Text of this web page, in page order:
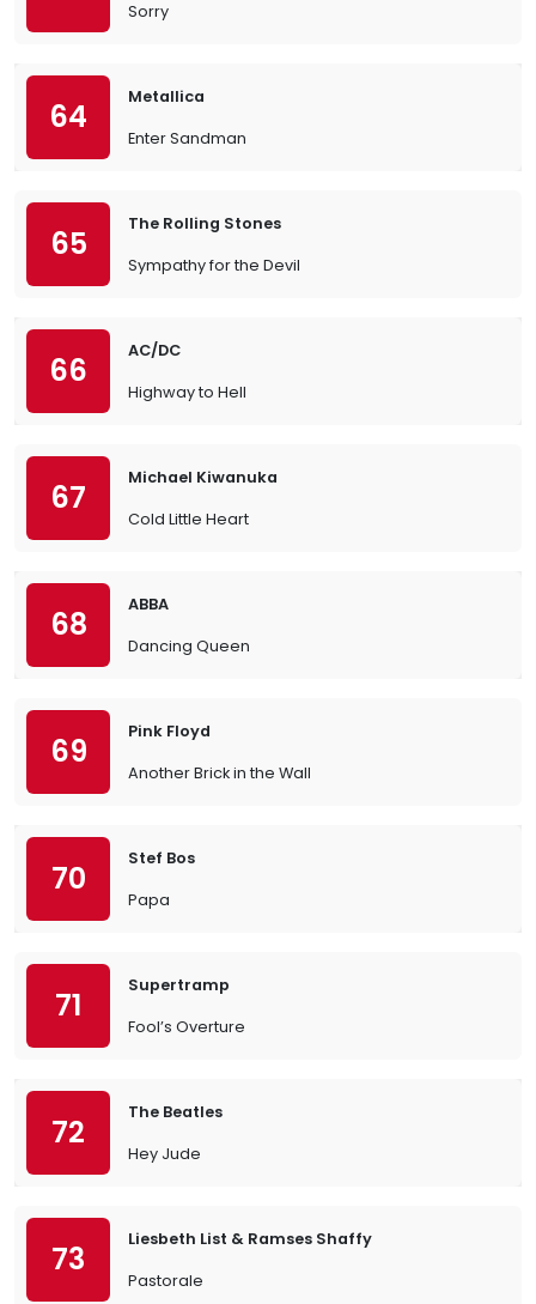
Sorry
64
Metallica
Enter Sandman
65
The Rolling Stones
Sympathy for the Devil
66
AC/DC
Highway to Hell
67
Michael Kiwanuka
Cold Little Heart
68
ABBA
Dancing Queen
69
Pink Floyd
Another Brick in the Wall
70
Stef Bos
Papa
71
Supertramp
Fool’s Overture
72
The Beatles
Hey Jude
73
Liesbeth List & Ramses Shaffy
Pastorale